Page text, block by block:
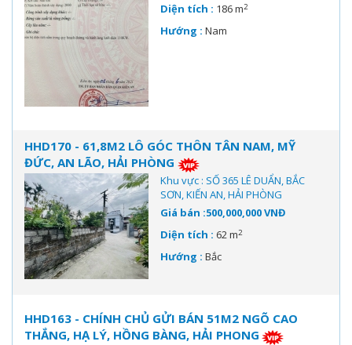
Diện tích : 186 m2
Hướng : Nam
HHD170 - 61,8M2 LÔ GÓC THÔN TÂN NAM, MỸ
ĐỨC, AN LÃO, HẢI PHÒNG
Khu vực : SỐ 365 LÊ DUẨN, BẮC
SƠN, KIẾN AN, HẢI PHÒNG
Giá bán :500,000,000 VNĐ
Diện tích : 62 m2
Hướng : Bắc
HHD163 - CHÍNH CHỦ GỬI BÁN 51M2 NGÕ CAO
THẮNG, HẠ LÝ, HỒNG BÀNG, HẢI PHONG